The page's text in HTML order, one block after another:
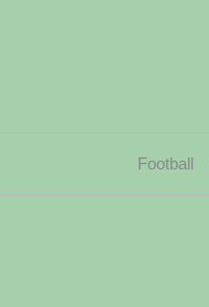
Football